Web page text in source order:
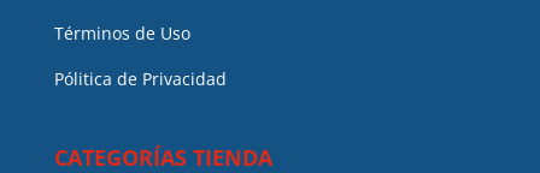
Términos de Uso
Pólitica de Privacidad
CATEGORÍAS TIENDA